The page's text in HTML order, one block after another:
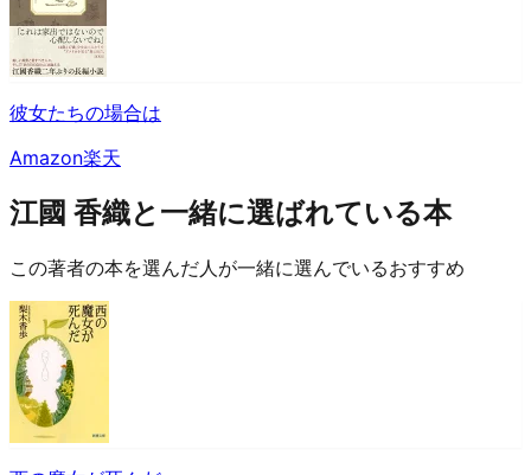
彼女たちの場合は
Amazon楽天
江國 香織と一緒に選ばれている本
この著者の本を選んだ人が一緒に選んでいるおすすめ